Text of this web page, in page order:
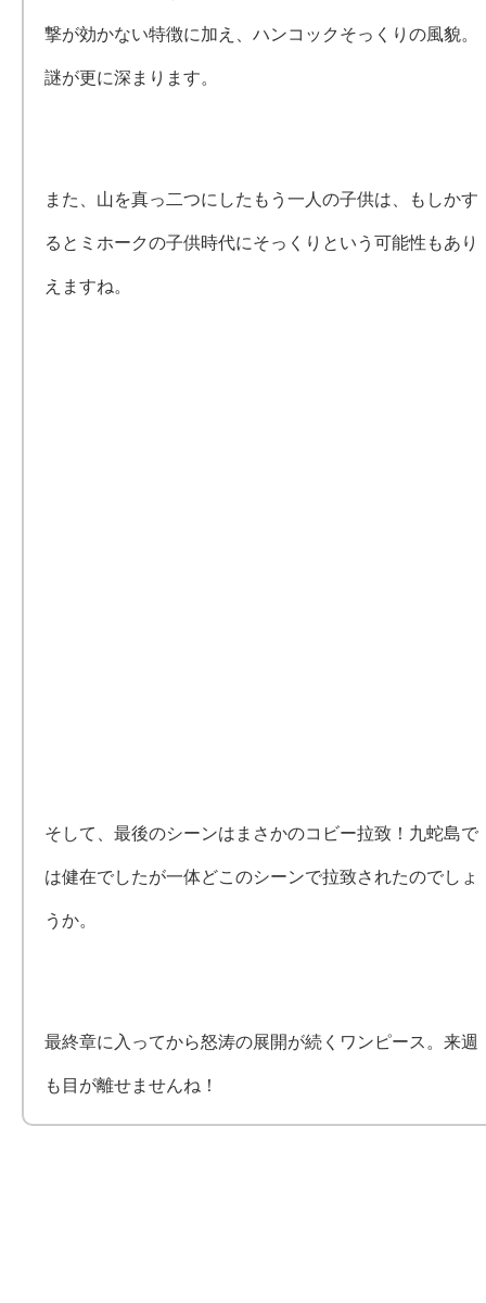
撃が効かない特徴に加え、ハンコックそっくりの風貌。
謎が更に深まります。
また、山を真っ二つにしたもう一人の子供は、もしかす
るとミホークの子供時代にそっくりという可能性もあり
えますね。
そして、最後のシーンはまさかのコビー拉致！九蛇島で
は健在でしたが一体どこのシーンで拉致されたのでしょ
うか。
最終章に入ってから怒涛の展開が続くワンピース。来週
も目が離せませんね！